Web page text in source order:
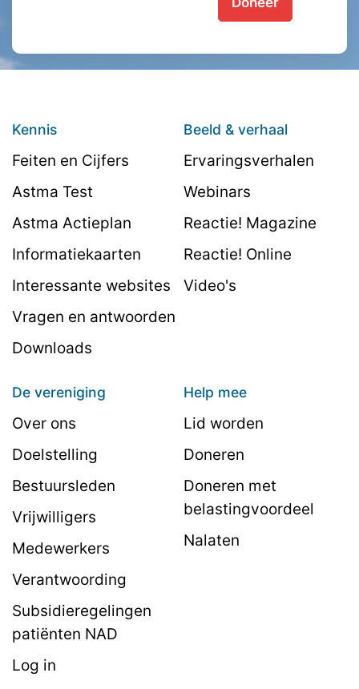
Kennis
Feiten en Cijfers
Astma Test
Astma Actieplan
Informatiekaarten
Interessante websites
Vragen en antwoorden
Downloads
Beeld & verhaal
Ervaringsverhalen
Webinars
Reactie! Magazine
Reactie! Online
Video's
De vereniging
Over ons
Doelstelling
Bestuursleden
Vrijwilligers
Medewerkers
Verantwoording
Subsidieregelingen
patiënten NAD
Log in
Help mee
Lid worden
Doneren
Doneren met
belastingvoordeel
Nalaten